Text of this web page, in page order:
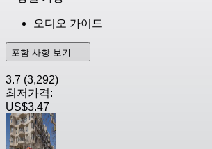
오디오 가이드
포함 사항 보기
3.7 (3,292)
최저가격:
US$3.47